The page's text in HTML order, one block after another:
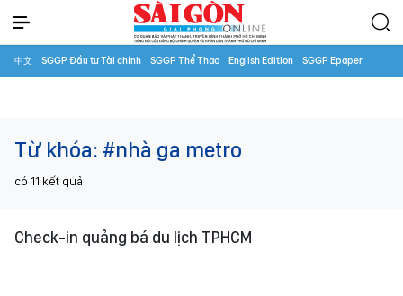
中文 SGGP Đầu tư Tài chính SGGP Thể Thao English Edition SGGP Epaper
Từ khóa: #nhà ga metro
có 11 kết quả
Check-in quảng bá du lịch TPHCM